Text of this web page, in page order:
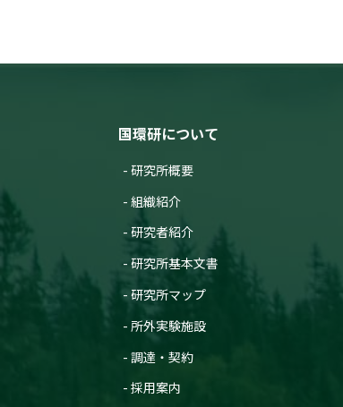
国環研について
研究所概要
組織紹介
研究者紹介
研究所基本文書
研究所マップ
所外実験施設
調達・契約
採用案内